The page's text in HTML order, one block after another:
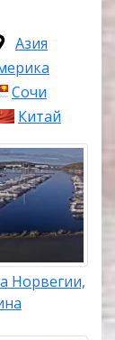
Азия
Сочи
Китай
Норвегии,